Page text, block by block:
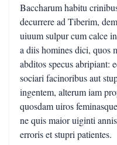
Baccharum habitu
decurrere ad Tiberim,
uiuum sulpur cum calce
a diis homines dici, quos
abditos specus abripiant:
sociari facinoribus aut
ingentem, alterum iam
quosdam uiros
ne quis maior uiginti
erroris et stupri patientes.